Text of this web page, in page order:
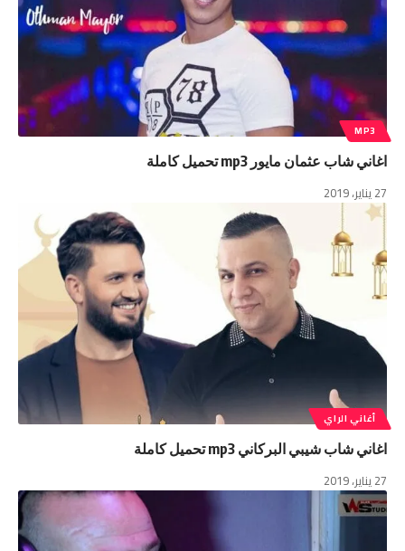
MP3
اغاني شاب عثمان مايور mp3 تحميل كاملة
27 يناير، 2019
أغاني الراي
اغاني شاب شيبي البركاني mp3 تحميل كاملة
27 يناير، 2019